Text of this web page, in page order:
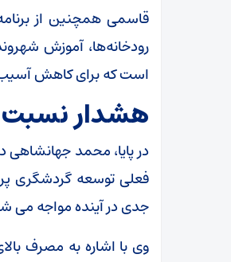
قاسمی همچنین از
رودخانه‌ها، آموزش
است که برای کاهش
هشدار نسبت
در پایا، محمد جهانشاهی
فعلی توسعه گردشگری
جدی در آینده مواجه می
وی با اشاره به مصرف